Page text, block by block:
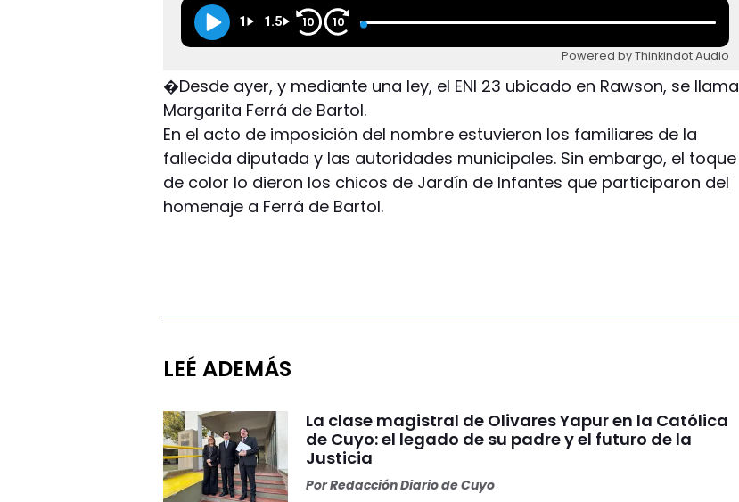
1 1.5 10 10
Powered by Thinkindot Audio
�Desde ayer, y mediante una ley, el ENI 23 ubicado en Rawson, se llama
Margarita Ferrá de Bartol.
En el acto de imposición del nombre estuvieron los familiares de la
fallecida diputada y las autoridades municipales. Sin embargo, el toque
de color lo dieron los chicos de Jardín de Infantes que participaron del
homenaje a Ferrá de Bartol.
LEÉ ADEMÁS
La clase magistral de Olivares Yapur en la Católica
de Cuyo: el legado de su padre y el futuro de la
Justicia
PorRedacción Diario de Cuyo